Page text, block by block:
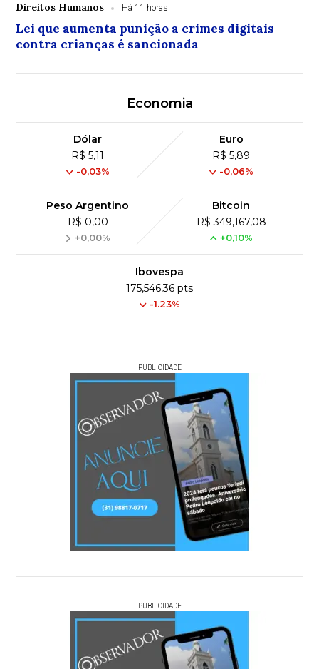
Direitos Humanos Há 11 horas
Lei que aumenta punição a crimes digitais
contra crianças é sancionada
Economia
Dólar
R$ 5,11
-0,03%
Euro
R$ 5,89
-0,06%
Peso Argentino
R$ 0,00
+0,00%
Bitcoin
R$ 349,167,08
+0,10%
Ibovespa
175,546,36 pts
-1.23%
PUBLICIDADE
PUBLICIDADE